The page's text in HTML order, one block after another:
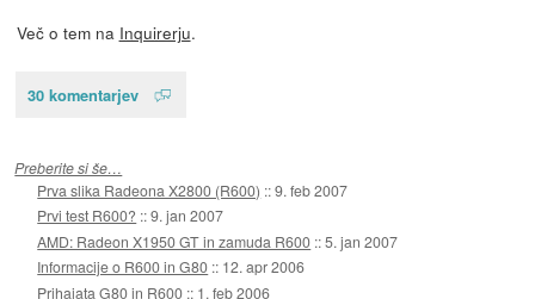
Več o tem na Inquirerju.
30 komentarjev
Preberite si še…
Prva slika Radeona X2800 (R600) ::9. feb 2007
Prvi test R600? ::9. jan 2007
AMD: Radeon X1950 GT in zamuda R600 ::5. jan 2007
Informacije o R600 in G80 :: 12. apr 2006
Prihajata G80 in R600 :: 1. feb 2006